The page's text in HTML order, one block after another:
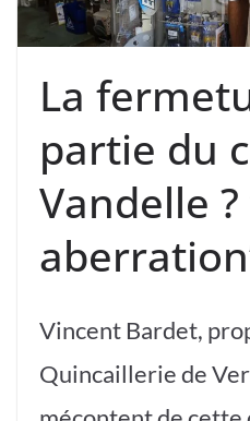
La
partie du
Vandelle ?
Vincent Bardet,
Quincaillerie de